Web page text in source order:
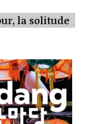
la solitude